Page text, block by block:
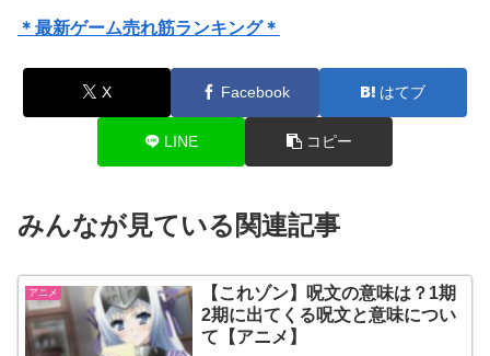
＊最新ゲーム売れ筋ランキング＊
X Facebook はてブ
LINE コピー
みんなが見ている関連記事
アニメ
【これゾン】呪文の意味は？1期
2期に出てくる呪文と意味につい
て【アニメ】